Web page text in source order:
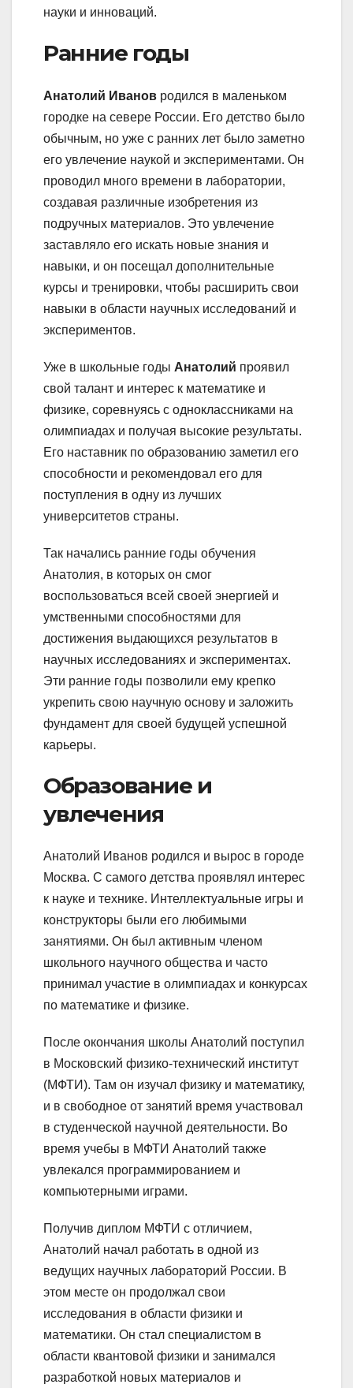
науки и инноваций.
Ранние годы
Анатолий Иванов родился в маленьком
городке на севере России. Его детство было
обычным, но уже с ранних лет было заметно
его увлечение наукой и экспериментами. Он
проводил много времени в лаборатории,
создавая различные изобретения из
подручных материалов. Это увлечение
заставляло его искать новые знания и
навыки, и он посещал дополнительные
курсы и тренировки, чтобы расширить свои
навыки в области научных исследований и
экспериментов.
Уже в школьные годы Анатолий проявил
свой талант и интерес к математике и
физике, соревнуясь с одноклассниками на
олимпиадах и получая высокие результаты.
Его наставник по образованию заметил его
способности и рекомендовал его для
поступления в одну из лучших
университетов страны.
Так начались ранние годы обучения
Анатолия, в которых он смог
воспользоваться всей своей энергией и
умственными способностями для
достижения выдающихся результатов в
научных исследованиях и экспериментах.
Эти ранние годы позволили ему крепко
укрепить свою научную основу и заложить
фундамент для своей будущей успешной
карьеры.
Образование и
увлечения
Анатолий Иванов родился и вырос в городе
Москва. С самого детства проявлял интерес
к науке и технике. Интеллектуальные игры и
конструкторы были его любимыми
занятиями. Он был активным членом
школьного научного общества и часто
принимал участие в олимпиадах и конкурсах
по математике и физике.
После окончания школы Анатолий поступил
в Московский физико-технический институт
(МФТИ). Там он изучал физику и математику,
и в свободное от занятий время участвовал
в студенческой научной деятельности. Во
время учебы в МФТИ Анатолий также
увлекался программированием и
компьютерными играми.
Получив диплом МФТИ с отличием,
Анатолий начал работать в одной из
ведущих научных лабораторий России. В
этом месте он продолжал свои
исследования в области физики и
математики. Он стал специалистом в
области квантовой физики и занимался
разработкой новых материалов и